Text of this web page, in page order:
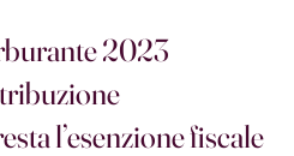
2023
l’esenzione fiscale